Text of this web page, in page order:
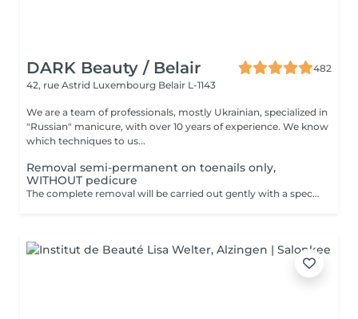
DARK Beauty / Belair
482
42, rue Astrid Luxembourg Belair L-1143
We are a team of professionals, mostly Ukrainian, specialized in
"Russian" manicure, with over 10 years of experience. We know
which techniques to us...
Removal semi-permanent on toenails only,
WITHOUT pedicure
The complete removal will be carried out gently with a special nail drill bit Included in the service : Shape and file nails.